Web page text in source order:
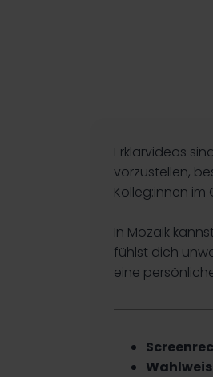
Erklärvideos
vorzustellen,
Kolleg:innen
In Mozaik
fühlst dich
eine